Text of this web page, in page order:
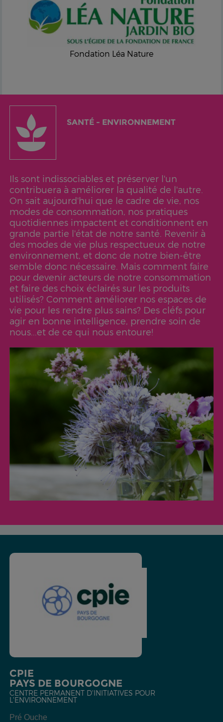
Fondation Léa Nature
SANTÉ - ENVIRONNEMENT
Ils sont indissociables et préserver l'un
contribuera à améliorer la qualité de l'autre.
On sait aujourd'hui que le cadre de vie, nos
modes de consommation, nos pratiques
quotidiennes impactent et conditionnent en
grande partie l'état de notre santé. Revenir à
des modes de vie plus respectueux de notre
environnement, et donc de notre bien-être
semble donc nécessaire. Mais comment faire
pour devenir acteurs de notre consommation
et faire des choix éclairés sur les produits
utilisés? Comment améliorer nos espaces de
vie pour les rendre plus sains? Des cléfs pour
agir en bonne intelligence, prendre soin de
nous...et de ce qui nous entoure!
CPIE
PAYS DE BOURGOGNE
CENTRE PERMANENT D'INITIATIVES POUR
L'ENVIRONNEMENT
Pré Ouche